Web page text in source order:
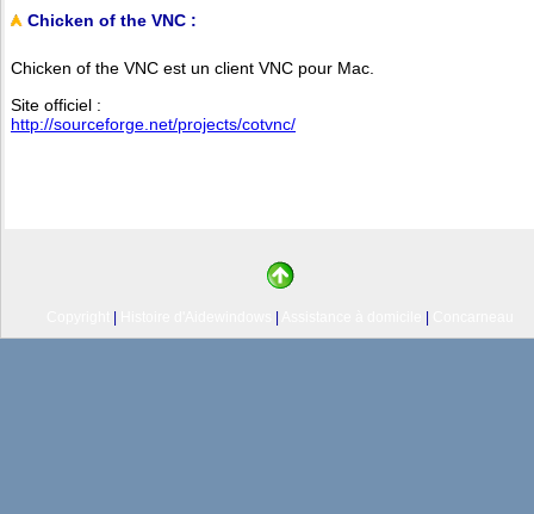
Chicken of the VNC :
Chicken of the VNC est un client VNC pour Mac.
Site officiel :
http://sourceforge.net/projects/cotvnc/
| | |